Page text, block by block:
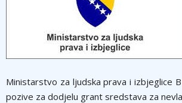
Ministarstvo za ljudska prava i izbjeglice
pozive za dodjelu grant sredstava za